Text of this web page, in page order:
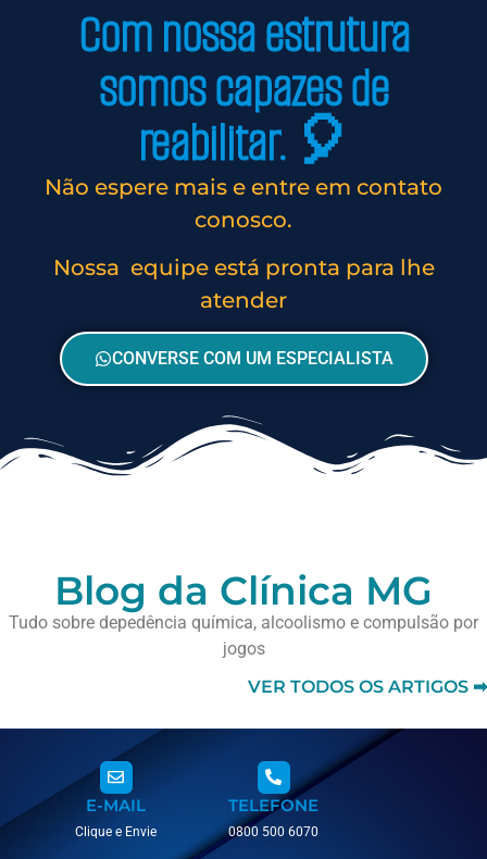
Com nossa estrutura
somos capazes de
reabilitar. 🎈
Não espere mais e entre em contato
conosco.
Nossa equipe está pronta para lhe
atender
CONVERSE COM UM ESPECIALISTA
Blog da Clínica MG
Tudo sobre depedência química, alcoolismo e compulsão por
jogos
VER TODOS OS ARTIGOS ➡
E-MAIL
Clique e Envie
TELEFONE
0800 500 6070